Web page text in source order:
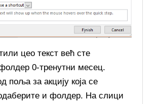
цео текст већ сте
0-тренутни месец.
поља за акцију која се
и фолдер. На слици